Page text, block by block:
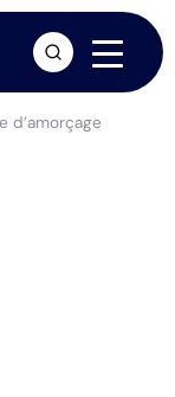
d’amorçage
arrow_forward